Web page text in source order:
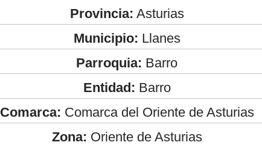
Provincia: Asturias
Municipio: Llanes
Parroquia: Barro
Entidad: Barro
Comarca: Comarca del Oriente de Asturias
Zona: Oriente de Asturias